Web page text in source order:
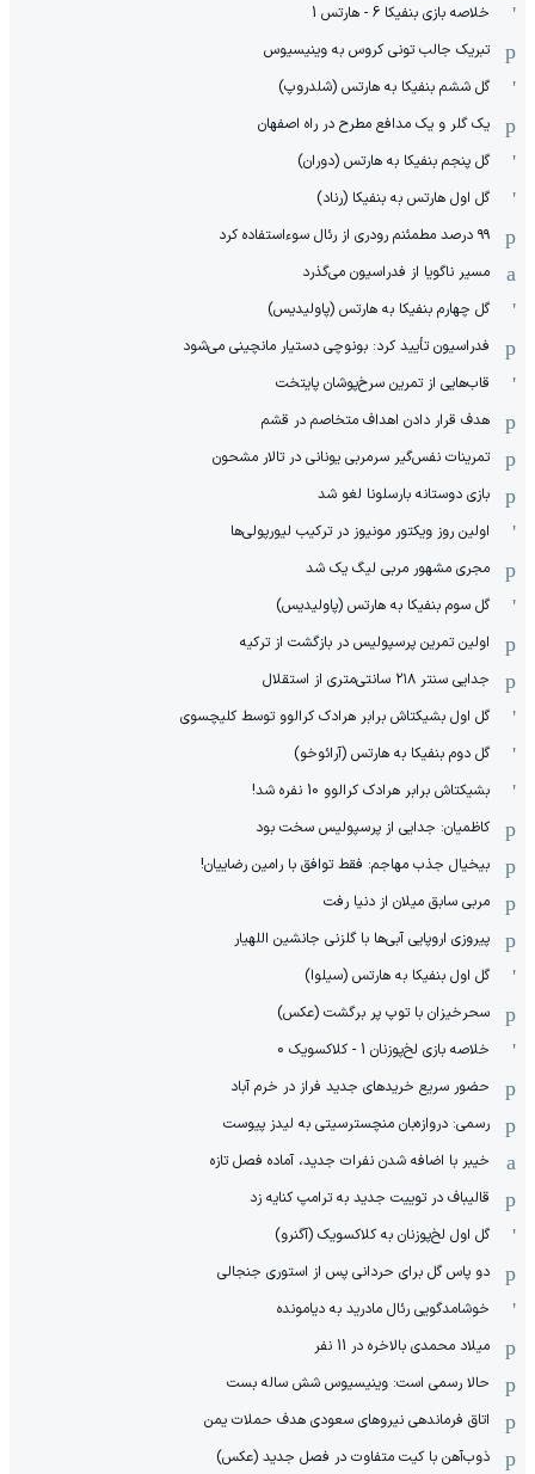
خلاصه بازی بنفیکا 6 - هارتس 1
تبریک جالب تونی کروس به وینیسیوس
گل ششم بنفیکا به هارتس (شلدروپ)
یک گلر و یک مدافع مطرح در راه اصفهان
گل پنجم بنفیکا به هارتس (دوران)
گل اول هارتس به بنفیکا (رناد)
۹۹ درصد مطمئنم رودری از رئال سوءاستفاده کرد
مسیر ناگویا از فدراسیون می‌گذرد
گل چهارم بنفیکا به هارتس (پاولیدیس)
فدراسیون تأیید کرد: بونوچی دستیار مانچینی می‌شود
قاب‌هایی از تمرین سرخ‌پوشان پایتخت
هدف قرار دادن اهداف متخاصم در قشم
‏تمرینات نفس‌گیر سرمربی یونانی در تالار مشحون
بازی دوستانه بارسلونا لغو شد
اولین روز ویکتور مونیوز در ترکیب لیورپولی‌ها
مجری مشهور مربی لیگ یک شد
گل سوم بنفیکا به هارتس (پاولیدیس)
اولین تمرین پرسپولیس در بازگشت از ترکیه
جدایی سنتر ۲۱۸ سانتی‌متری از استقلال
گل اول بشیکتاش برابر هرادک کرالوو توسط کلیچسوی
گل دوم بنفیکا به هارتس (آرائوخو)
بشیکتاش برابر هرادک کرالوو 10 نفره شد!
کاظمیان: جدایی از پرسپولیس سخت بود
بیخیال جذب مهاجم: فقط توافق با رامین رضاییان!
مربی سابق میلان از دنیا رفت
پیروزی اروپایی آبی‌ها با گلزنی جانشین اللهیار
گل اول بنفیکا به هارتس (سیلوا)
سحرخیزان با توپ پر برگشت (عکس)
خلاصه بازی لخ‌پوزنان 1 - کلاکسویک 0
حضور سریع خریدهای جدید فراز در خرم آباد
رسمی: دروازه‌بان منچسترسیتی به لیدز پیوست
خیبر با اضافه شدن نفرات جدید، آماده فصل تازه
قالیباف در توییت جدید به ترامپ کنایه زد
گل اول لخ‌پوزنان به کلاکسویک (آگنرو)
دو پاس گل برای حردانی پس از استوری جنجالی
خوشامدگویی رئال مادرید به دیامونده
میلاد محمدی بالاخره در 11 نفر
حالا رسمی است: وینیسیوس شش ساله بست
اتاق فرماندهی نیروهای سعودی هدف حملات یمن
ذوب‌آهن با کیت متفاوت در فصل جدید (عکس)